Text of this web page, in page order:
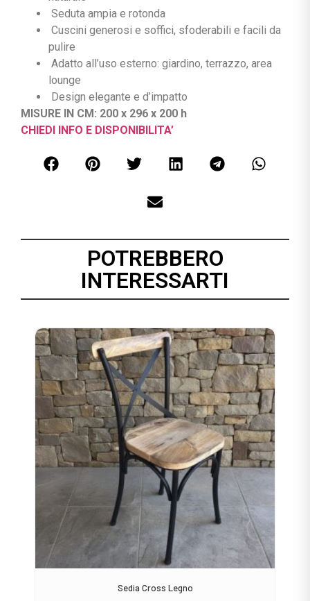
Seduta ampia e rotonda
Cuscini generosi e soffici, sfoderabili e facili da
pulire
Adatto all’uso esterno: giardino, terrazzo, area
lounge
Design elegante e d’impatto
MISURE IN CM: 200 x 296 x 200 h
CHIEDI INFO E DISPONIBILITA’
POTREBBERO
INTERESSARTI
Sedia Cross Legno